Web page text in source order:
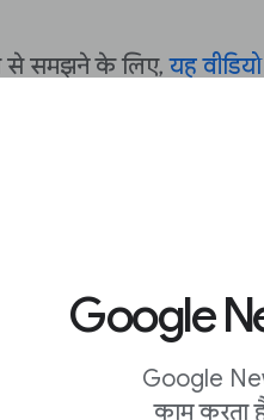
Google
Google
काम करता
से समझने के लिए,यह
के लिए बढ़ता
जटिल होते जा रहे हैं।
किए गए देशों में 2016 से